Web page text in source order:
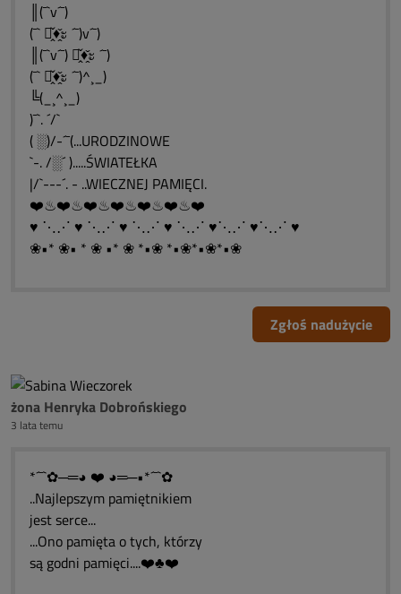
║(¯`v´¯)
(¯` ะ̭̌♦̭̌ะ ´¯)v´¯)
║(¯`v´¯) ะ̭̌♦̭̌ะ ´¯)
(¯` ะ̭̌♦̭̌ะ ´¯)^¸_)
╚(_¸^¸_)
)¯`. ´/`
( ░)/-´¯(...URODZINOWE
`-. /░´ ).....ŚWIATEŁKA
|/`---´. - ..WIECZNEJ PAMIĘCI.
❤️♨❤️♨❤️♨❤️♨❤️♨❤️♨❤️
♥ ⋱⋰ ♥ ⋱⋰ ♥ ⋱⋰ ♥ ⋱⋰ ♥⋱⋰ ♥⋱⋰ ♥
❀•* ❀• * ❀ •* ❀ *•❀ *•❀*•❀*•❀
Zgłoś nadużycie
żona Henryka Dobrońskiego
3 lata temu
*´¯`✿─═◕ ❤️ ◕═─•*´¯`✿
..Najlepszym pamiętnikiem
jest serce...
...Ono pamięta o tych, którzy
są godni pamięci....❤️♣❤️